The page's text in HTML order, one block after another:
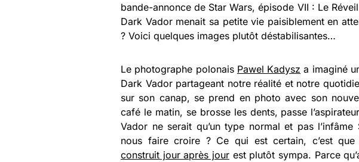
bande-annonce de Star Wars, épisode VII : Le
Dark Vador menait sa petite vie paisiblement en
? Voici quelques images plutôt déstabilisantes…
Le photographe polonais Pawel Kadysz a imaginé
Dark Vador partageant notre réalité et notre
sur son canap, se prend en photo avec son
café le matin, se brosse les dents, passe
Vador ne serait qu’un type normal et pas
nous faire croire ? Ce qui est certain, c’est que
construit jour après jourest plutôt sympa. Parce